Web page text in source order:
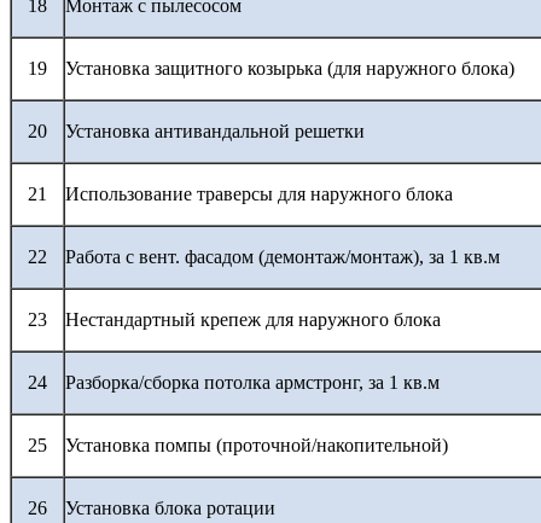
18 Монтаж с пылесосом
19 Установка защитного козырька (для наружного блока)
20 Установка антивандальной решетки
21 Использование траверсы для наружного блока
22 Работа с вент. фасадом (демонтаж/монтаж), за 1 кв.м
23 Нестандартный крепеж для наружного блока
24 Разборка/сборка потолка армстронг, за 1 кв.м
25 Установка помпы (проточной/накопительной)
26 Установка блока ротации